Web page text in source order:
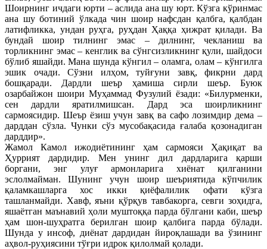
Шоирнинг ичдаги юрти – аслида ана шу юрт. Кўзга кўринмас
ана шу ботиний ўлкада чин шоир нафсдан қалбга, қалбдан
латифликка, ундан руҳга, руҳдан Ҳаққа ҳижрат қилади. Ва
бундай шоир тилнинг эмас – дилнинг, чекланиш ва
торликнинг эмас – кенглик ва сўнгсизликнинг қули, шайдоси
бўлиб яшайди. Мана шунда кўнгил – оламга, олам – кўнгилга
эшик очади. Сўзни илҳом, туйғуни завқ, фикрни дард
бошқаради. Дардли шеър ҳамиша сирли шеър. Буюк
озарбайжон шоири Муҳаммад Фузулий ёзади: «Билурменки,
сен дардли яратилмишсан. Дард эса шоирликнинг
сармоясидир. Шеър ёзиш учун завқ ва сафо лозимдир дема –
дарддан сўзла. Чунки сўз мусобақасида ғалаба қозонадиган
дарддир».
Жамол Камол ижодиётининг ҳам сармояси Ҳақиқат ва
Ҳуррият дардидир. Мен унинг дил дардларига қарши
боргани, энг улуғ армонларига хиёнат қилганини
эслолмайман. Шунинг учун шоир шеъриятида кўпчилик
қаламкашларга хос икки қиёфалилик офати кўзга
ташланмайди. Хавф, яъни қўрқув тавбакорга, севги зоҳидга,
яшаётган маънавий ҳоли муштоққа парда бўлгани каби, шеър
ҳам шон-шуҳратга берилган шоир қалбига парда бўлади.
Шунда у инсоф, диёнат дардидан йироқлашади ва ўзининг
аҳвол-руҳиясини тўғри идрок қилолмай қолади.